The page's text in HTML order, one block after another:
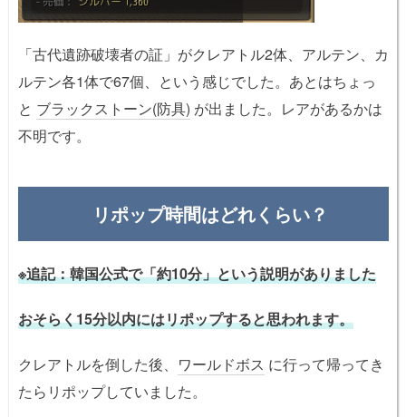
「古代遺跡破壊者の証」がクレアトル2体、アルテン、カ
ルテン各1体で67個、という感じでした。あとはちょっ
と ブラックストーン(防具) が出ました。レアがあるかは
不明です。
リポップ時間はどれくらい？
※追記：韓国公式で「約10分」という説明がありました
おそらく15分以内にはリポップすると思われます。
クレアトルを倒した後、 ワールドボス に行って帰ってき
たらリポップしていました。